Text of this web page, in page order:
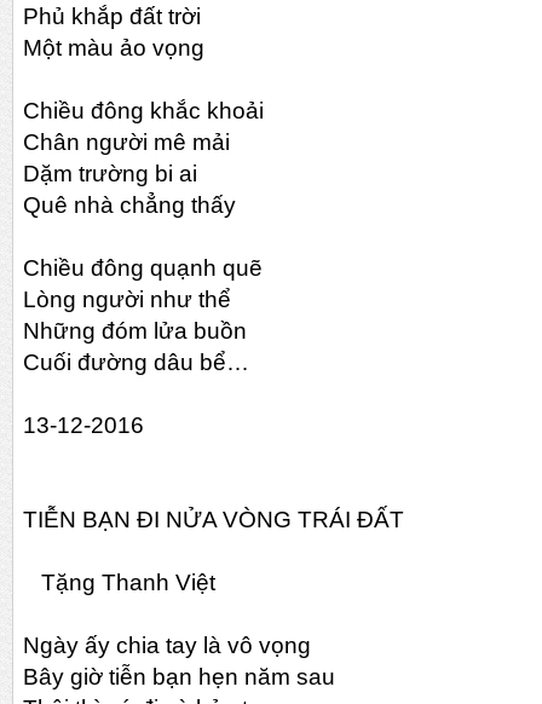
Phủ khắp đất trời
Một màu ảo vọng
Chiều đông khắc khoải
Chân người mê mải
Dặm trường bi ai
Quê nhà chẳng thấy
Chiều đông quạnh quẽ
Lòng người như thể
Những đóm lửa buồn
Cuối đường dâu bể…
13-12-2016
TIỄN BẠN ĐI NỬA VÒNG TRÁI ĐẤT
Tặng Thanh Việt
Ngày ấy chia tay là vô vọng
Bây giờ tiễn bạn hẹn năm sau